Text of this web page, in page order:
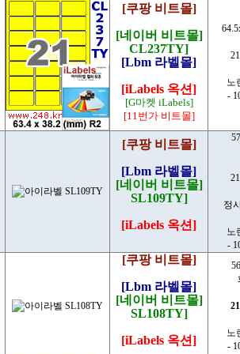
[쿠팡 비트몰]
[네이버 비트몰]
CL237TY]
[Lbm 라벨몰]
[iLabels 옥션]
[G마켓 iLabels]
[11번가 비트몰]
노
-
[쿠팡 비트몰]
[Lbm 라벨몰]
[네이버 비트몰]
SL109TY]
[iLabels 옥션]
정
노
-
[쿠팡 비트몰]
[Lbm 라벨몰]
[네이버 비트몰]
SL108TY]
[iLabels 옥션]
노
-